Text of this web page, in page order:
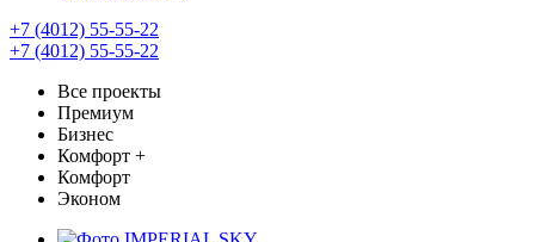
+7 (4012) 55-55-22
+7 (4012) 55-55-22
Все проекты
Премиум
Бизнес
Комфорт +
Комфорт
Эконом